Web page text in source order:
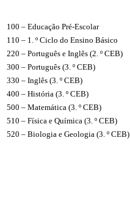
100 – Educação Pré-Escolar
110 – 1. º Ciclo do Ensino Básico
220 – Português e Inglês (2. º CEB)
300 – Português (3. º CEB)
330 – Inglês (3. º CEB)
400 – História (3. º CEB)
500 – Matemática (3. º CEB)
510 – Física e Química (3. º CEB)
520 – Biologia e Geologia (3. º CEB)